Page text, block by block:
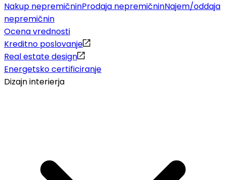
Nakup nepremičninProdaja nepremičninNajem/oddaja
nepremičnin
Ocena vrednosti
Kreditno poslovanje
Real estate design
Energetsko certificiranje
Dizajn interierja